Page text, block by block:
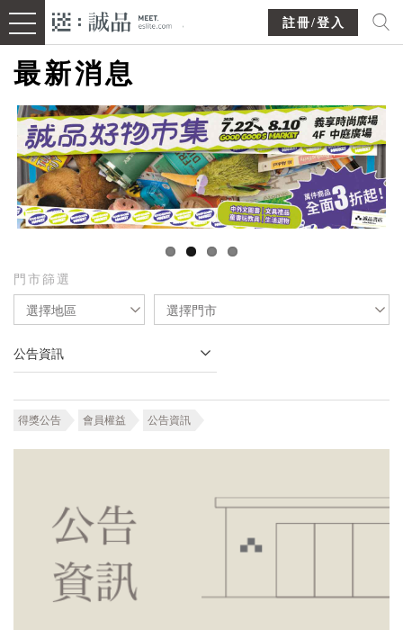
註冊/登入
最新消息
門市篩選
選擇地區 選擇門市
公告資訊
得獎公告 會員權益 公告資訊